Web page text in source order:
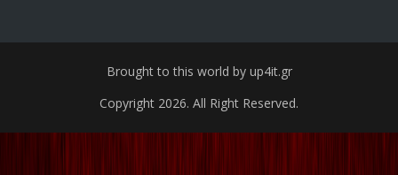
Brought to this world by up4it.gr
Copyright 2026. All Right Reserved.